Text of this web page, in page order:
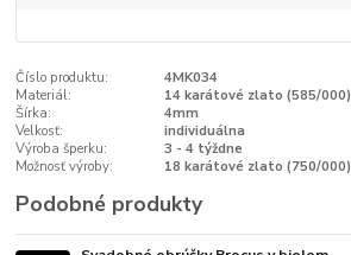
Číslo produktu:
4MK034
Materiál:
14 karátové zlato (585/000)
Šírka:
4mm
Velkosť:
individuálna
Výroba šperku:
3 - 4 týždne
Možnosť výroby:
18 karátové zlato (750/000)
Podobné produkty